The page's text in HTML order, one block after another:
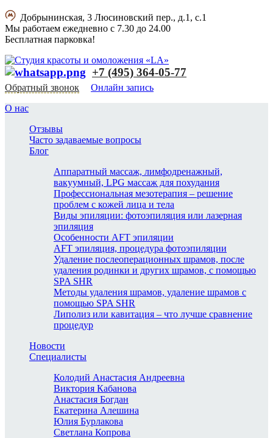
Добрынинская, 3 Люсиновский пер., д.1, с.1
Мы работаем ежедневно с 7.30 до 24.00
Бесплатная парковка!
+7 (495) 364-05-77
Обратный звонок
Онлайн запись
О нас
Отзывы
Часто задаваемые вопросы
Блог
Аппаратный массаж, лимфодренажный,
вакуумный, LPG массаж для похудания
Профессиональная мезотерапия – решение
проблем с кожей лица и тела
Виды эпиляции: фотоэпиляция или лазерная
эпиляция
Особенности AFT эпиляции
AFT эпиляция, процедура фотоэпиляции
Удаление послеоперационных шрамов, после
удаления родинки и других шрамов, с помощью
SPA SHR
Методы удаления шрамов, удаление шрамов с
помощью SPA SHR
Липолиз или кавитация – что лучше сравнение
процедур
Новости
Специалисты
Колодий Анастасия Андреевна
Виктория Кабанова
Анастасия Богдан
Екатерина Алешина
Юлия Бурлакова
Светлана Копрова